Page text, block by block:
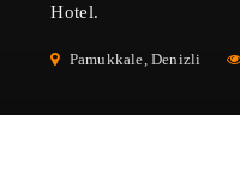
Hotel.
Pamukkale, Denizli